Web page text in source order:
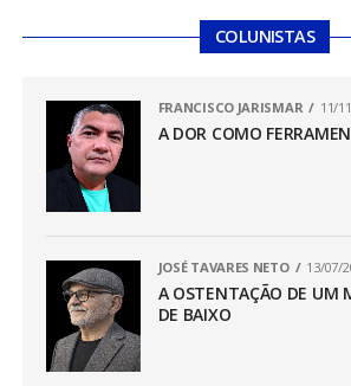
COLUNISTAS
FRANCISCO JARISMAR 11/
A DOR COMO
JOSÉ TAVARES NETO 13/07/
A OSTENTAÇÃO DE UM
DE BAIXO